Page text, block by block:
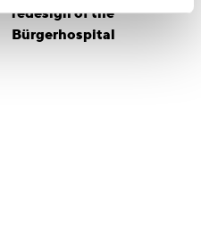
redesign of the
Bürgerhospital